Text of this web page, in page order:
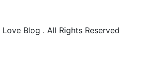
Blog . All Rights Reserved